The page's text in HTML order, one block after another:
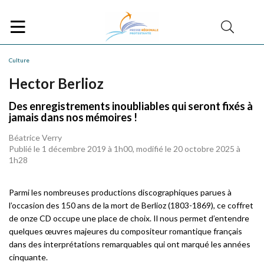
Culture
Hector Berlioz
Des enregistrements inoubliables qui seront fixés à
jamais dans nos mémoires !
Béatrice Verry
Publié le 1 décembre 2019 à 1h00, modifié le 20 octobre 2025 à
1h28
Parmi les nombreuses productions discographiques parues à
l’occasion des 150 ans de la mort de Berlioz (1803-1869), ce coffret
de onze CD occupe une place de choix. Il nous permet d’entendre
quelques œuvres majeures du compositeur romantique français
dans des interprétations remarquables qui ont marqué les années
cinquante.